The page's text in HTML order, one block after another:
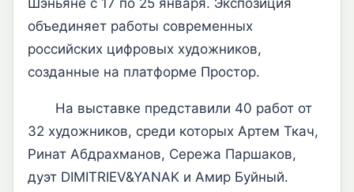
объединяет работы современных
российских цифровых художников,
созданные на платформе Простор.
На выставке представили 40 работ от
32 художников, среди которых Артем Ткач,
Ринат Абдрахманов, Сережа Паршаков,
дуэт DIMITRIEV&YANAK и Амир Буйный.